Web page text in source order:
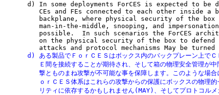
d) In some deployments ForCES is expected to be
CEs and FEs connected to each other inside a
backplane, where physical security of the box
man-in-the-middle, snooping, and
possible.  In such scenarios the ForCES
on the physical security of the box to defend
d) ある製品でＦｏｒＣＥＳはボックス内のバックプレーン上でＣ
Ｅ間を接続することが期待され、そして箱の物理安全管理が中
撃とものまね攻撃が不可能な事を保障します。このような場合
ｏｒＣＥＳ体系はこれらの攻撃からの保護にボックスの物理的
リティに依存するかもしれません(MAY)、そしてプロトコルメ